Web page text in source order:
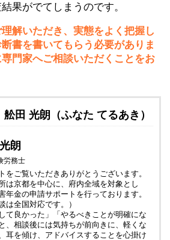
果がでてしまうのです。
解いただき、実態をよく把握し
書を書いてもらう必要がありま
門家へご相談いただくことをお
田 光朗（ふなた てるあき）
朗
労務士
をご覧いただきありがとうございます。
は京都を中心に、府内全域を対象とし
年金の申請サポートを行っております。
は全国対応です。）
して良かった」「やるべきことが明確にな
、相談後には気持ちが前向きに、軽くな
耳を傾け、アドバイスすることを心掛け